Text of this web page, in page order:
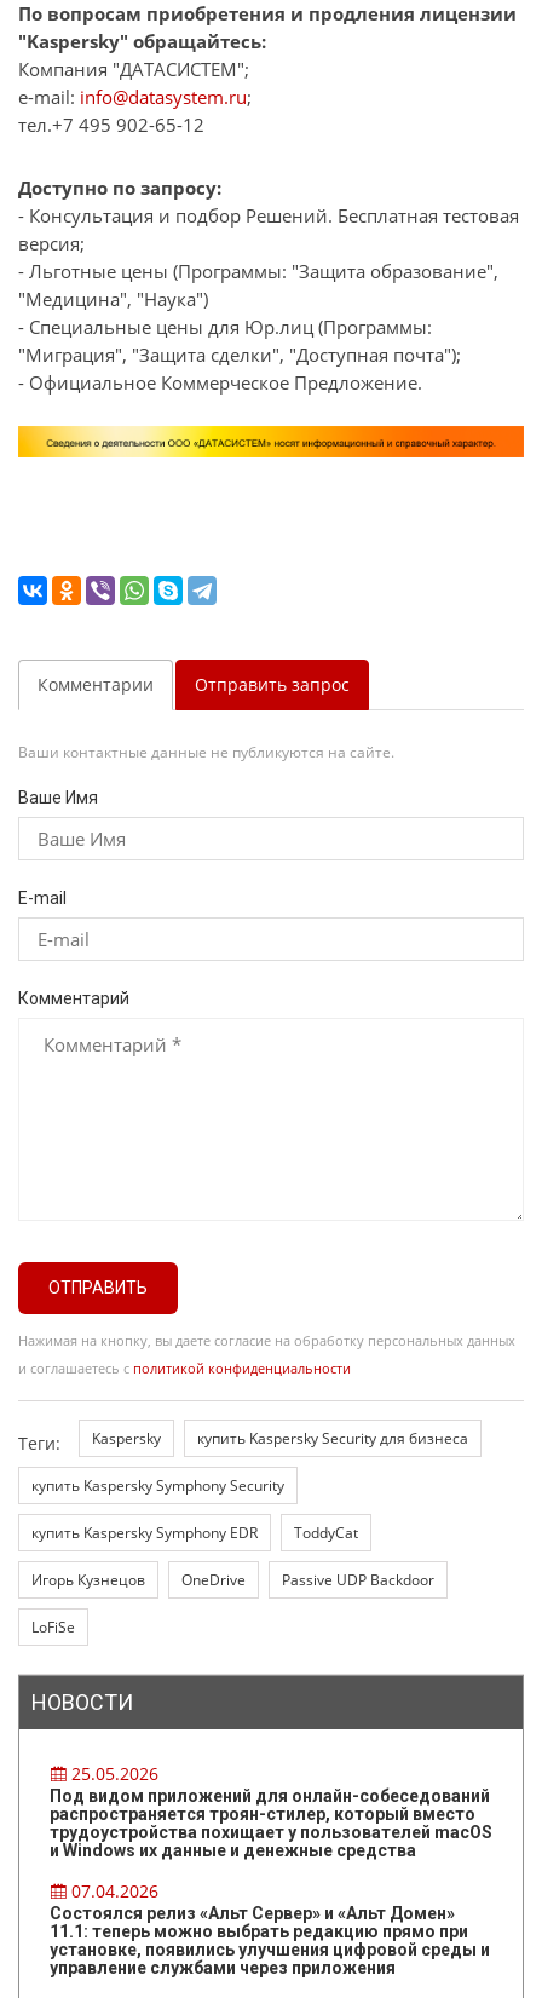
По вопросам приобретения и продления лицензии
"Kaspersky" обращайтесь:
Компания "ДАТАСИСТЕМ";
e-mail: info@datasystem.ru;
тел.+7 495 902-65-12
Доступно по запросу:
- Консультация и подбор Решений. Бесплатная тестовая
версия;
- Льготные цены (Программы: "Защита образование",
"Медицина", "Наука")
- Специальные цены для Юр.лиц (Программы:
"Миграция", "Защита сделки", "Доступная почта");
- Официальное Коммерческое Предложение.
Комментарии Отправить запрос
Ваши контактные данные не публикуются на сайте.
Ваше Имя
E-mail
Комментарий
ОТПРАВИТЬ
Нажимая на кнопку, вы даете согласие на обработку персональных данных
и соглашаетесь с политикой конфиденциальности
Теги: Kaspersky купить Kaspersky Security для бизнеса
купить Kaspersky Symphony Security
купить Kaspersky Symphony EDR ToddyCat
Игорь Кузнецов OneDrive Passive UDP Backdoor
LoFiSe
НОВОСТИ
25.05.2026
Под видом приложений для онлайн-собеседований
распространяется троян-стилер, который вместо
трудоустройства похищает у пользователей macOS
и Windows их данные и денежные средства
07.04.2026
Состоялся релиз «Альт Сервер» и «Альт Домен»
11.1: теперь можно выбрать редакцию прямо при
установке, появились улучшения цифровой среды и
управление службами через приложения